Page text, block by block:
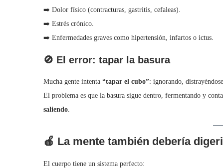
➡️ Dolor físico (contracturas, gastritis, cefaleas).
➡️ Estrés crónico.
➡️ Enfermedades graves como hipertensión, infartos o ictus.
🚫 El error: tapar la basura
Mucha gente intenta “tapar el cubo”: ignorando,
El problema es que la basura sigue dentro, fermentando y
saliendo.
🍎 La mente también debería
El cuerpo tiene un sistema perfecto: